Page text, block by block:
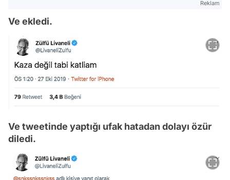
Reklam
Ve ekledi.
Ve tweetinde yaptığı ufak hatadan dolayı özür
diledi.